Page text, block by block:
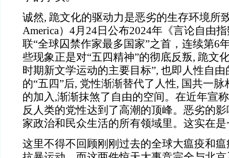
诚然, 跪文化的驱动力是恶劣的生存环境所
America）4月24日公布2024年《言论自由
联“全球囚禁作家最多国家”之首，连续第6
些现象正是对“五四精神”的彻底反叛, 跪文
时期新文学运动的主要目标”, 也即人性自
的“五四”后, 党性渐渐替代了人性, 国共一
的加入,渐渐抹煞了自由的空间。在近年宣
反人类的党性达到了高潮的顶峰。恶劣的
家政治和民众生活的所有领域里。这实在
这里不得不回顾刚刚过去的全球大瘟疫和